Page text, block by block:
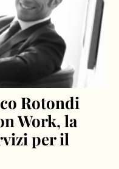
Rotondi
Work, la
per il